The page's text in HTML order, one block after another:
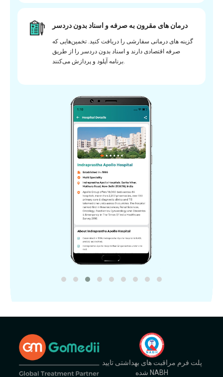
درمان های مقرون به صرفه و اسناد بدون دردسر
گزینه های درمانی سفارشی را دریافت کنید. تخمین‌هایی که
صرفه اقتصادی دارند و اسناد بدون دردسر را از طریق
برنامه آپلود و پردازش می‌کنند.
پلت فرم مراقبت های بهداشتی تایید
شده NABH